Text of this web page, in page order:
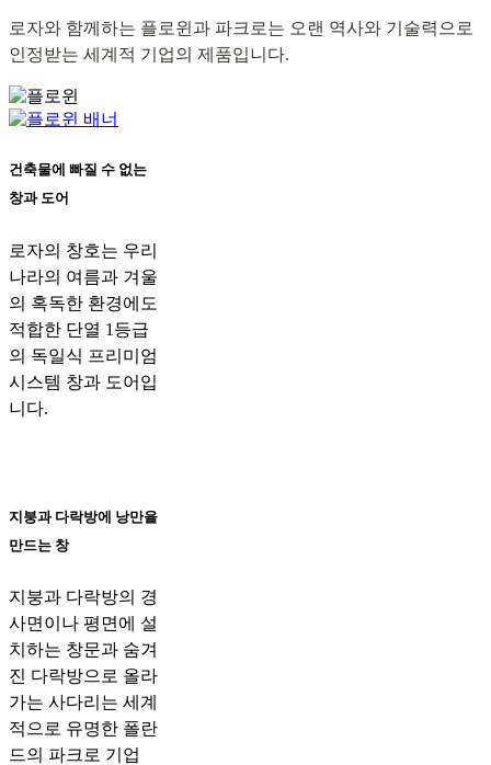
로자와 함께하는 플로윈과 파크로는 오랜 역사와 기술력으로
인정받는 세계적 기업의 제품입니다.
건축물에 빠질 수 없는
창과 도어
로자의 창호는 우리
나라의 여름과 겨울
의 혹독한 환경에도
적합한 단열 1등급
의 독일식 프리미엄
시스템 창과 도어입
니다.
지붕과 다락방에 낭만을
만드는 창
지붕과 다락방의 경
사면이나 평면에 설
치하는 창문과 숨겨
진 다락방으로 올라
가는 사다리는 세계
적으로 유명한 폴란
드의 파크로 기업